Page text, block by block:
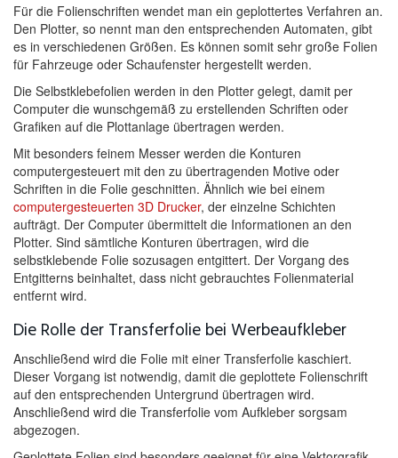
Für die Folienschriften wendet man ein geplottertes Verfahren an.
Den Plotter, so nennt man den entsprechenden Automaten, gibt
es in verschiedenen Größen. Es können somit sehr große Folien
für Fahrzeuge oder Schaufenster hergestellt werden.
Die Selbstklebefolien werden in den Plotter gelegt, damit per
Computer die wunschgemäß zu erstellenden Schriften oder
Grafiken auf die Plottanlage übertragen werden.
Mit besonders feinem Messer werden die Konturen
computergesteuert mit den zu übertragenden Motive oder
Schriften in die Folie geschnitten. Ähnlich wie bei einem
computergesteuerten 3D Drucker, der einzelne Schichten
aufträgt. Der Computer übermittelt die Informationen an den
Plotter. Sind sämtliche Konturen übertragen, wird die
selbstklebende Folie sozusagen entgittert. Der Vorgang des
Entgitterns beinhaltet, dass nicht gebrauchtes Folienmaterial
entfernt wird.
Die Rolle der Transferfolie bei Werbeaufkleber
Anschließend wird die Folie mit einer Transferfolie kaschiert.
Dieser Vorgang ist notwendig, damit die geplottete Folienschrift
auf den entsprechenden Untergrund übertragen wird.
Anschließend wird die Transferfolie vom Aufkleber sorgsam
abgezogen.